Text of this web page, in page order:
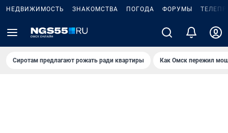
НЕДВИЖИМОСТЬ ЗНАКОМСТВА ПОГОДА ФОРУМЫ
Сиротам предлагают рожать ради квартиры Как Омск пережил